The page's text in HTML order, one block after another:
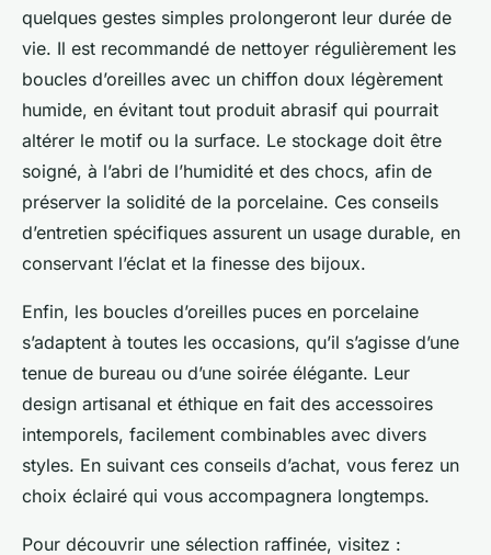
quelques gestes simples prolongeront leur durée de
vie. Il est recommandé de nettoyer régulièrement les
boucles d’oreilles avec un chiffon doux légèrement
humide, en évitant tout produit abrasif qui pourrait
altérer le motif ou la surface. Le stockage doit être
soigné, à l’abri de l’humidité et des chocs, afin de
préserver la solidité de la porcelaine. Ces conseils
d’entretien spécifiques assurent un usage durable, en
conservant l’éclat et la finesse des bijoux.
Enfin, les boucles d’oreilles puces en porcelaine
s’adaptent à toutes les occasions, qu’il s’agisse d’une
tenue de bureau ou d’une soirée élégante. Leur
design artisanal et éthique en fait des accessoires
intemporels, facilement combinables avec divers
styles. En suivant ces conseils d’achat, vous ferez un
choix éclairé qui vous accompagnera longtemps.
Pour découvrir une sélection raffinée, visitez :